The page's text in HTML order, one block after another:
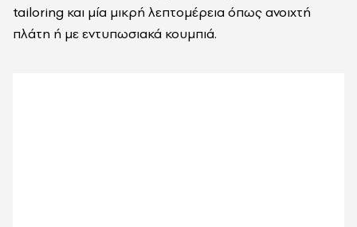
tailoring και μία μικρή λεπτομέρεια όπως ανοιχτή
πλάτη ή με εντυπωσιακά κουμπιά.